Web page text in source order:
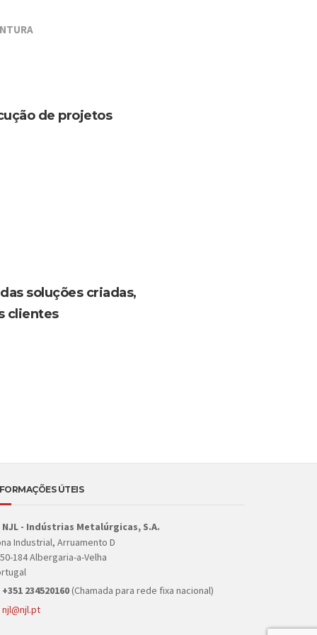
de projetos
soluções criadas,
clientes
ÚTEIS
NJL - Indústrias Metalúrgicas, S.A.
Industrial, Arruamento D
184 Albergaria-a-Velha
+351 234520160(Chamada para rede fixa nacional)
njl@njl.pt